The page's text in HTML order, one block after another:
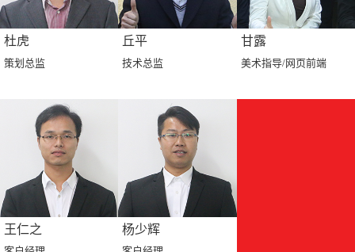
杜虎
策划总监
丘平
技术总监
甘露
美术指导/网页前端
王仁之 杨少辉